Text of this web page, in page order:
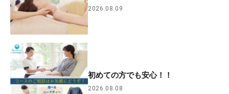
2026.08.09
初めての方でも安心！！
2026.08.08